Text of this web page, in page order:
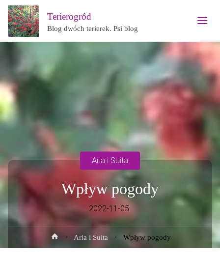
Terierogród
Blog dwóch terierek. Psi blog
Wpływ pogody
2022-11-05
Aria i Suita
Strona
główna
Aria i Suita Wpływ pogody